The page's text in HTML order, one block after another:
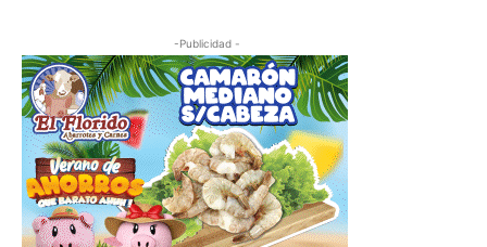
-Publicidad -